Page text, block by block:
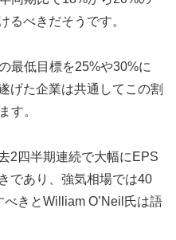
るべきだそうです。
最低目標を25%や30%に
げた企業は共通してこの割
す。
2四半期連続で大幅にEPS
であり、強気相場では40
きとWilliam O’Neil氏は語